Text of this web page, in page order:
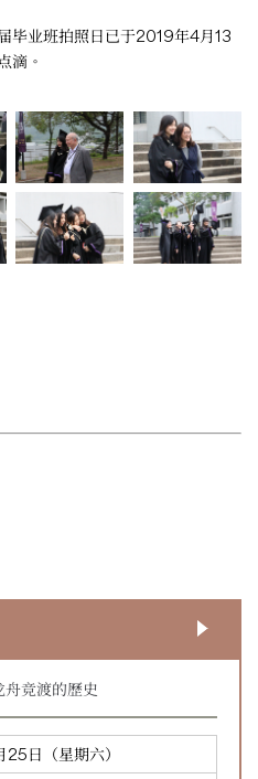
毕业班拍照日已于2019年4月13
滴。
竞渡的歷史
日（星期六）